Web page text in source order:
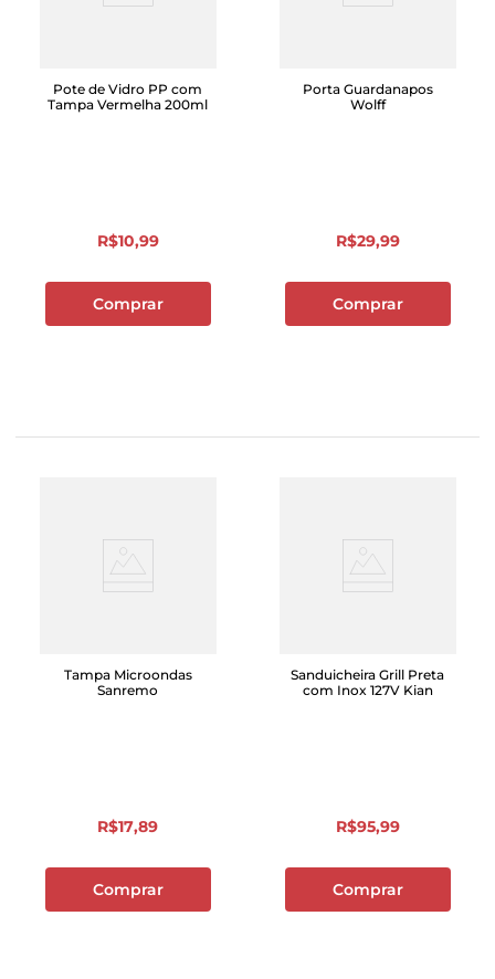
Pote de Vidro PP com
Tampa Vermelha 200ml
R$10,99
Comprar
Porta Guardanapos
Wolff
R$29,99
Comprar
Tampa Microondas
Sanremo
R$17,89
Comprar
Sanduicheira Grill Preta
com Inox 127V Kian
R$95,99
Comprar